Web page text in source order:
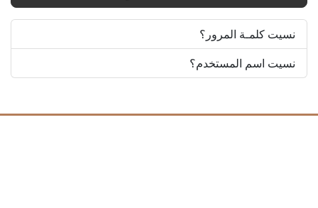
نسيت كلمـة المرور؟
نسيت اسم المستخدم؟